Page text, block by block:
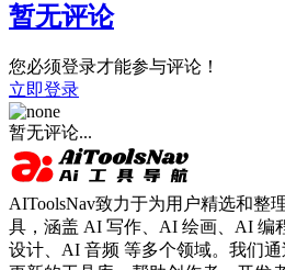
暂无评论
您必须登录才能参与评论！
立即登录
暂无评论...
AIToolsNav致力于为用户精选和整
具，涵盖 AI 写作、AI 绘画、AI 编
设计、AI 音频 等多个领域。我们